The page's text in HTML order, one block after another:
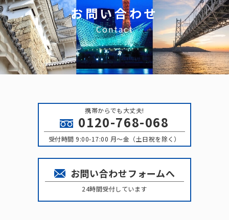
お問い合わせ
Contact
携帯からでも大丈夫!
0120-768-068
受付時間 9:00-17:00 月〜金（土日祝を除く）
お問い合わせフォームへ
24時間受付しています